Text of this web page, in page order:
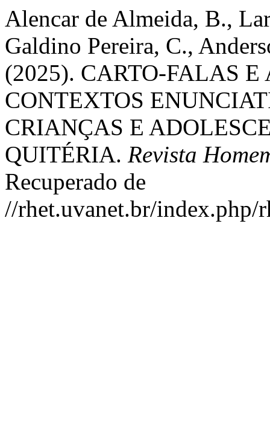
Alencar de Almeida, B.,
Galdino Pereira, C.,
(2025). CARTO-FALAS
CONTEXTOS
CRIANÇAS E
QUITÉRIA. Revista
Recuperado de
//rhet.uvanet.br/index.php/